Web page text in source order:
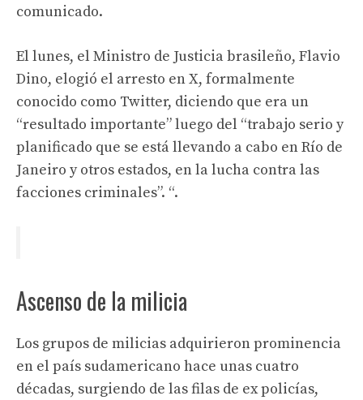
comunicado.
El lunes, el Ministro de Justicia brasileño, Flavio
Dino, elogió el arresto en X, formalmente
conocido como Twitter, diciendo que era un
“resultado importante” luego del “trabajo serio y
planificado que se está llevando a cabo en Río de
Janeiro y otros estados, en la lucha contra las
facciones criminales”. “.
Ascenso de la milicia
Los grupos de milicias adquirieron prominencia
en el país sudamericano hace unas cuatro
décadas, surgiendo de las filas de ex policías,